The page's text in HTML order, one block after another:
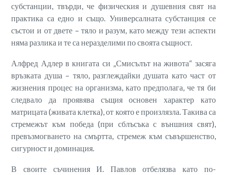
субстанции, твърди, че физическия и душевния свят на
практика са едно и също. Универсалната субстанция се
състои и от двете – тяло и разум, като между тези аспекти
няма разлика и те са неразделими по своята същност.
Алфред Адлер в книгата си „Смисълът на живота“ засяга
връзката душа – тяло, разглеждайки душата като част от
жизнения процес на организма, като предполага, че тя би
следвало да проявява същия основен характер като
матрицата (живата клетка), от която е произлязла. Такива са
стремежът към победа (при сблъсъка с външния свят),
превъзмогването на смъртта, стремеж към съвършенство,
сигурност и доминация.
В своите съчинения И. Павлов отбелязва като по-